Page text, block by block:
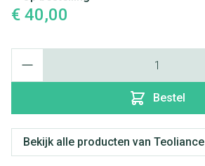
€ 40,00
Bestel
Bekijk alle producten van Teoliance